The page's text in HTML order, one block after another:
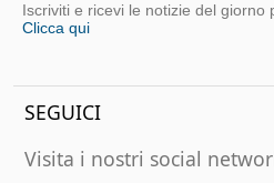
Iscriviti e ricevi le notizie del giorno
Clicca qui
SEGUICI
Visita i nostri social